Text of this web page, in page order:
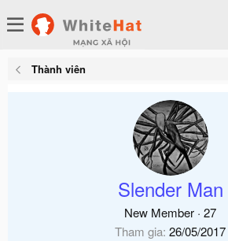
Thành viên
Slender Man
New Member · 27
Tham gia 26/05/2017